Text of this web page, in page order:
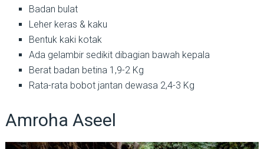
Badan bulat
Leher keras & kaku
Bentuk kaki kotak
Ada gelambir sedikit dibagian bawah kepala
Berat badan betina 1,9-2 Kg
Rata-rata bobot jantan dewasa 2,4-3 Kg
Amroha Aseel